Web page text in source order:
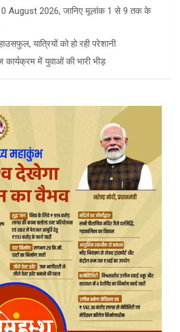
August 2026, जानिए मूलांक 1 से 9 तक के
यात्रियों को हो रही परेशानी
कार्यक्रम में युवाओं की भारी भीड़